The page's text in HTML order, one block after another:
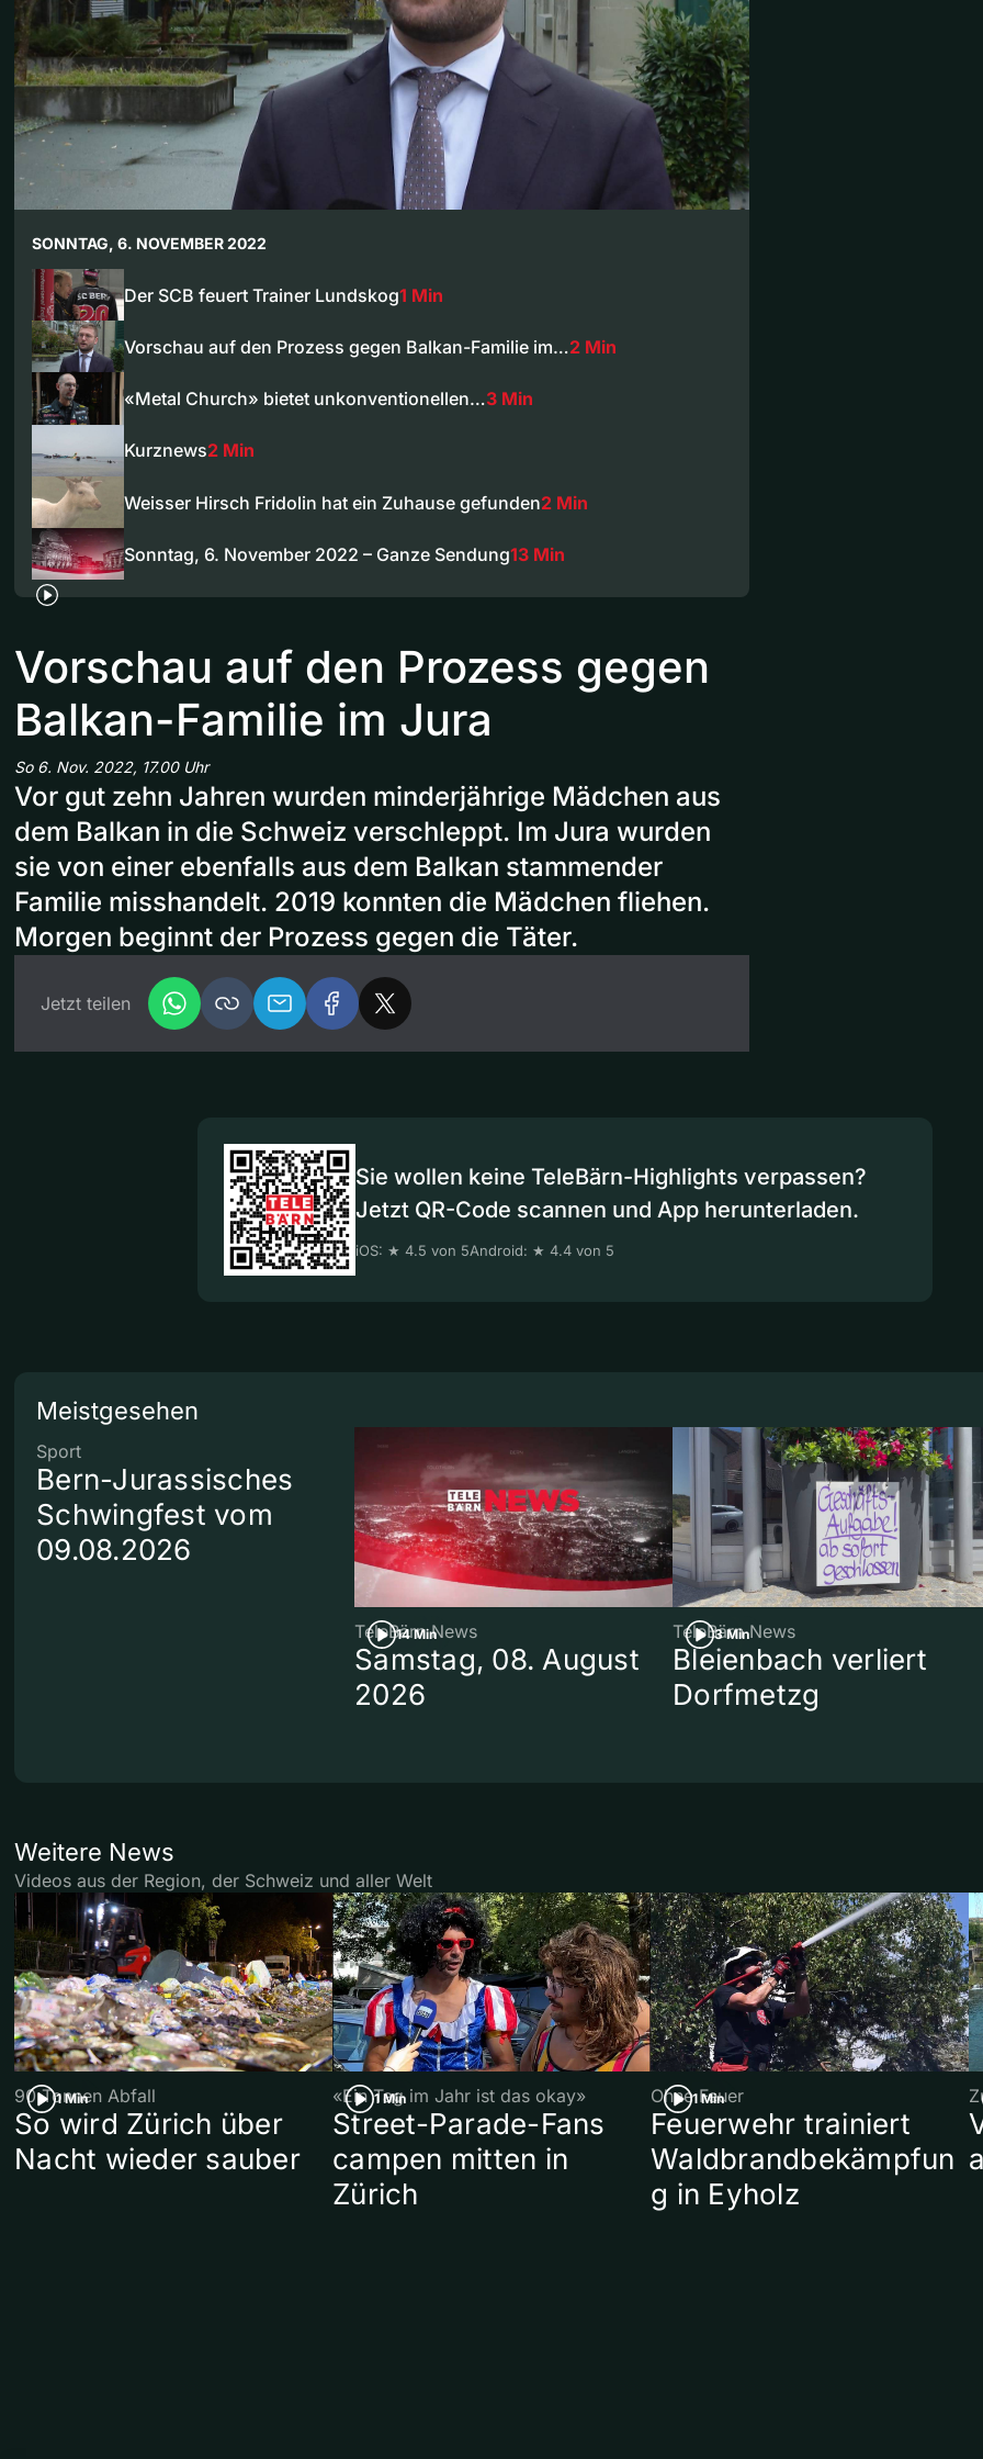
SONNTAG, 6. NOVEMBER 2022
Der SCB feuert Trainer Lundskog1 Min
Vorschau auf den Prozess gegen Balkan-Familie im…2 Min
«Metal Church» bietet unkonventionellen…3 Min
Kurznews2 Min
Weisser Hirsch Fridolin hat ein Zuhause gefunden2 Min
Sonntag, 6. November 2022 – Ganze Sendung13 Min
Vorschau auf den Prozess gegen
Balkan-Familie im Jura
So 6. Nov. 2022, 17.00 Uhr
Vor gut zehn Jahren wurden minderjährige Mädchen aus
dem Balkan in die Schweiz verschleppt. Im Jura wurden
sie von einer ebenfalls aus dem Balkan stammender
Familie misshandelt. 2019 konnten die Mädchen fliehen.
Morgen beginnt der Prozess gegen die Täter.
Jetzt teilen
Sie wollen keine TeleBärn-Highlights verpassen?
Jetzt QR-Code scannen und App herunterladen.
iOS: ★ 4.5 von 5Android: ★ 4.4 von 5
Meistgesehen
Sport
Bern-Jurassisches
Schwingfest vom
09.08.2026
14 Min
TeleBärn News
Samstag, 08. August
2026
3 Min
TeleBärn News
Bleienbach verliert
Dorfmetzg
Weitere News
Videos aus der Region, der Schweiz und aller Welt
1 Min
90 Tonnen Abfall
So wird Zürich über
Nacht wieder sauber
1 Min
«Ein Tag im Jahr ist das okay»
Street-Parade-Fans
campen mitten in
Zürich
1 Min
Ohne Feuer
Feuerwehr trainiert
Waldbrandbekämpfun
g in Eyholz